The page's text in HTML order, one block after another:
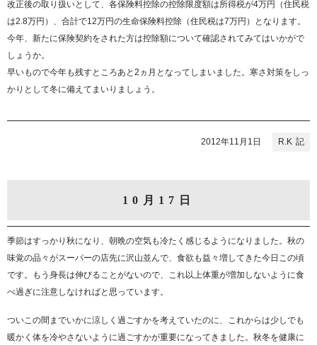
改正後の取り扱いとして、各保険料控除の控除限度額は所得税が4万円（住民税
は2.8万円）、合計で12万円の生命保険料控除（住民税は7万円）となります。
今年、新たに保険契約をされた方は控除額について確認されてみてはいかがで
しょうか。
早いもので今年も残すところあと2ヵ月となってしまいました。寒さ対策をしっ
かりとして冬に備えてまいりましょう。
R.K
2012年11月1日
10月17日
季節はすっかり秋になり、朝晩の空気も冷たく感じるようになりました。秋の
味覚の品々がスーパーの店先に沢山並んで、食欲も益々増してきた今日この頃
です。もう身長は伸びることがないので、これ以上体重が増加しないように食
べ過ぎに注意しなければと思っています。
ついこの間までいかに涼しく過ごすかを考えていたのに、これからは少しでも
暖かく体を冷やさないように過ごすかが重要になってきました。秋冬を健康に